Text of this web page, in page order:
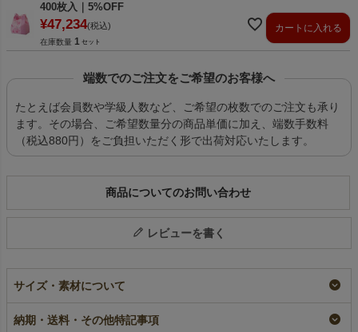
400枚入｜5%OFF
¥47,234 税込
在庫数量 1
カートに入れる
端数でのご注文をご希望のお客様へ
たとえば会員数や学級人数など、ご希望の枚数でのご注文も承り
ます。その場合、ご希望数量分の商品単価に加え、端数手数料
（税込880円）をご負担いただく形で出荷対応いたします。
商品についてのお問い合わせ
レビューを書く
サイズ・素材について
納期・送料・その他特記事項